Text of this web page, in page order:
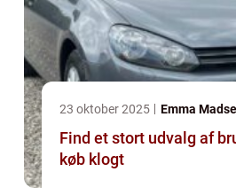
23 oktober 2025 Emma
Find et stort udvalg af
køb klogt